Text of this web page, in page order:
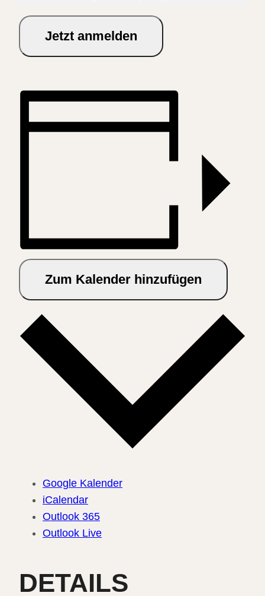
Jetzt anmelden
Zum Kalender hinzufügen
Google Kalender
iCalendar
Outlook 365
Outlook Live
DETAILS